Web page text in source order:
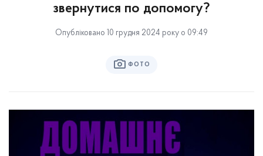
звернутися по допомогу?
Опубліковано 10 грудня 2024 року о 09:49
ФОТО